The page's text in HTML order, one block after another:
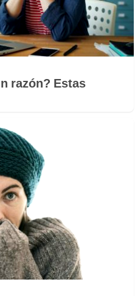
razón? Estas